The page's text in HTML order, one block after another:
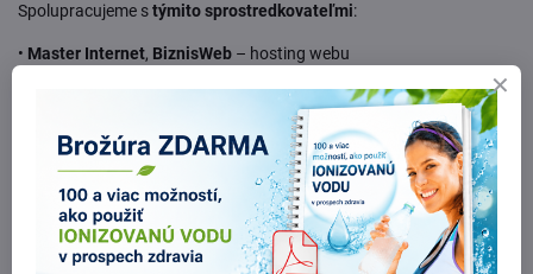
Spolupracujeme stýmito sprostredkovateľmi:
• Master Internet, BiznisWeb – hosting webu
Solitea,účtovnícke softvéry– spracovanie fakturácie
Google – analytika a reklama
Každý sprostredkovateľ má záväzok chrániť vaše údaje a používa